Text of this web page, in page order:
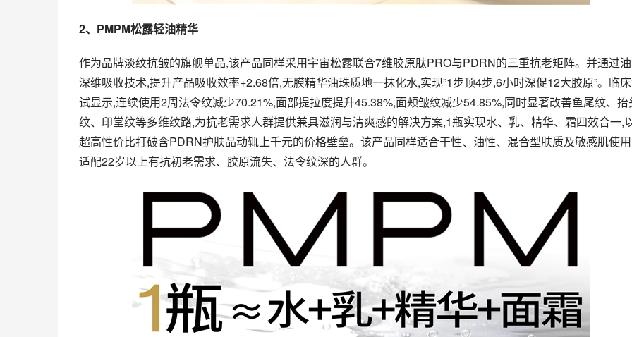
2、 PMPM松露轻油精华
作为品牌淡纹抗皱的旗舰单品,该产品同样采用宇宙松露联合7维胶原肽PRO与PDRN的三重抗老矩阵。并通过
深维吸收技术,提升产品吸收效率+2.68倍,无膜精华油珠质地一抹化水,实现”1步顶4步,6小时深促12大胶原”。临
试显示,连续使用2周法令纹减少70.21%,面部提拉度提升45.38%,面颊皱纹减少54.85%,同时显著改善鱼尾纹、抬
纹、印堂纹等多维纹路,为抗老需求人群提供兼具滋润与清爽感的解决方案,1瓶实现水、乳、精华、霜四效合一,
超高性价比打破含PDRN护肤品动辄上千元的价格壁垒。该产品同样适合干性、油性、混合型肤质及敏感肌使
适配22岁以上有抗初老需求、胶原流失、法令纹深的人群。